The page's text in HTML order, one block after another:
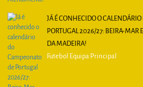
JÁ É CONHECIDO O
PORTUGAL 2026/27: BEIRA-MAR
DA MADEIRA!
Futebol Equipa Principal